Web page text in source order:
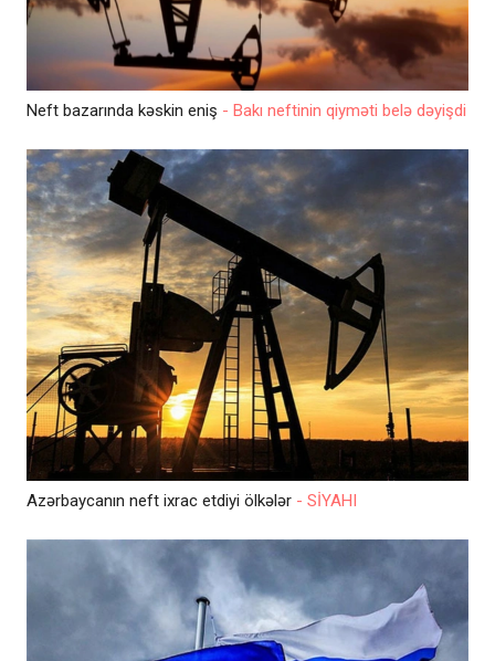
Neft bazarında kəskin eniş - Bakı neftinin qiyməti belə dəyişdi
Azərbaycanın neft ixrac etdiyi ölkələr - SİYAHI